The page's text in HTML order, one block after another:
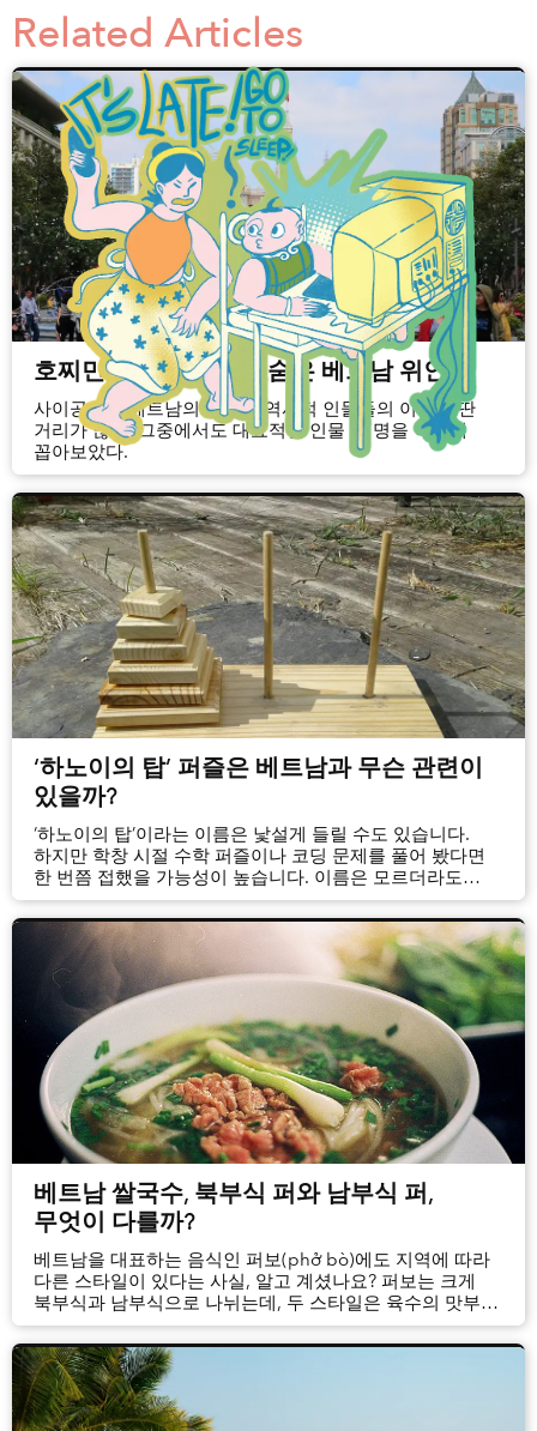
z
사이공이어 후원하기
Related Articles
호찌민시 거리 이름에 숨은 베트남 위인들
사이공에는 베트남의 유명한 역사적 인물들의 이름을 딴
거리가 많다. 그중에서도 대표적인 인물 몇 명을 아래에
꼽아보았다.
‘하노이의 탑’ 퍼즐은 베트남과 무슨 관련이
있을까?
‘하노이의 탑’이라는 이름은 낯설게 들릴 수도 있습니다.
하지만 학창 시절 수학 퍼즐이나 코딩 문제를 풀어 봤다면
한 번쯤 접했을 가능성이 높습니다. 이름은 모르더라도
크기가 다른 원판을 기둥 사이로 옮기는 퍼즐 자체는
익숙할지도 모릅니다.
베트남 쌀국수, 북부식 퍼와 남부식 퍼,
무엇이 다를까?
베트남을 대표하는 음식인 퍼보(phở bò)에도 지역에 따라
다른 스타일이 있다는 사실, 알고 계셨나요? 퍼보는 크게
북부식과 남부식으로 나뉘는데, 두 스타일은 육수의 맛부터
함께 곁들이는 재료까지 여러 면에서 차이를 보입니다.